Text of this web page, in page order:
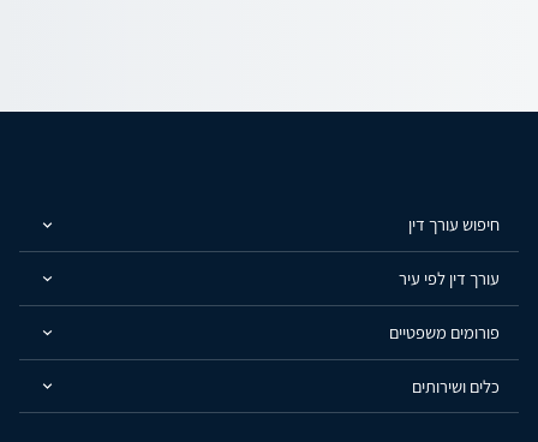
חיפוש עורך דין
עורך דין לפי עיר
פורומים משפטיים
כלים ושירותים